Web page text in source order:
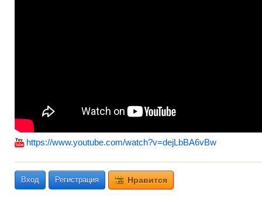
https://www.youtube.com/watch?v=dejLbBA6vBw
Вход Регистрация Нравится